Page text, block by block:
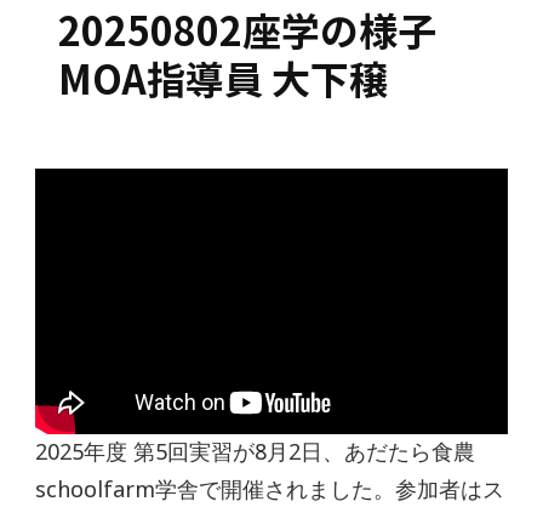
20250802座学の様子
MOA指導員 大下穣
2025年度 第5回実習が8月2日、あだたら食農
schoolfarm学舎で開催されました。参加者はス